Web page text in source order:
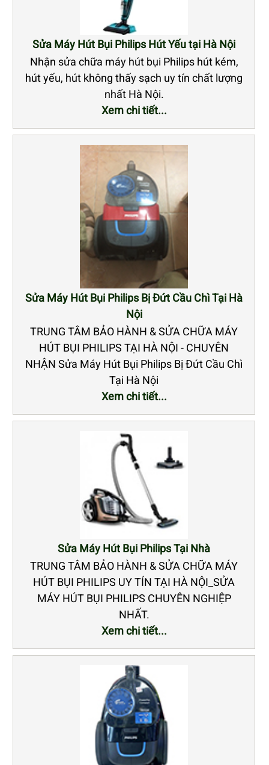
Sửa Máy Hút Bụi Philips Hút Yếu tại Hà Nội
Nhận sửa chữa máy hút bụi Philips hút kém,
hút yếu, hút không thấy sạch uy tín chất lượng
nhất Hà Nội.
Xem chi tiết...
Sửa Máy Hút Bụi Philips Bị Đứt Cầu Chì Tại Hà
Nội
TRUNG TÂM BẢO HÀNH & SỬA CHỮA MÁY
HÚT BỤI PHILIPS TẠI HÀ NỘI - CHUYÊN
NHẬN Sửa Máy Hút Bụi Philips Bị Đứt Cầu Chì
Tại Hà Nội
Xem chi tiết...
Sửa Máy Hút Bụi Philips Tại Nhà
TRUNG TÂM BẢO HÀNH & SỬA CHỮA MÁY
HÚT BỤI PHILIPS UY TÍN TẠI HÀ NỘI_SỬA
MÁY HÚT BỤI PHILIPS CHUYÊN NGHIỆP
NHẤT.
Xem chi tiết...